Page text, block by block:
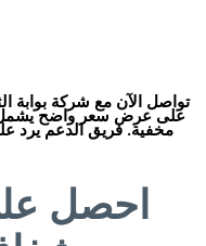
تواصل الآن مع شركة بوابة
على عرض سعر واضح يشمل
مخفية. فريق الدعم يرد
احصل